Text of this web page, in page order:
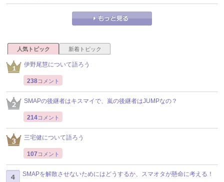
人気トピック 新着トピック
伊野尾慧について語ろう
238コメント
SMAPの後継者はキスマイで、嵐の後継者はJUMPなの？
214コメント
三宅健について語ろう
107 コメント
SMAPを解散させないためにはどうするか、スマオタが懸命に考える！